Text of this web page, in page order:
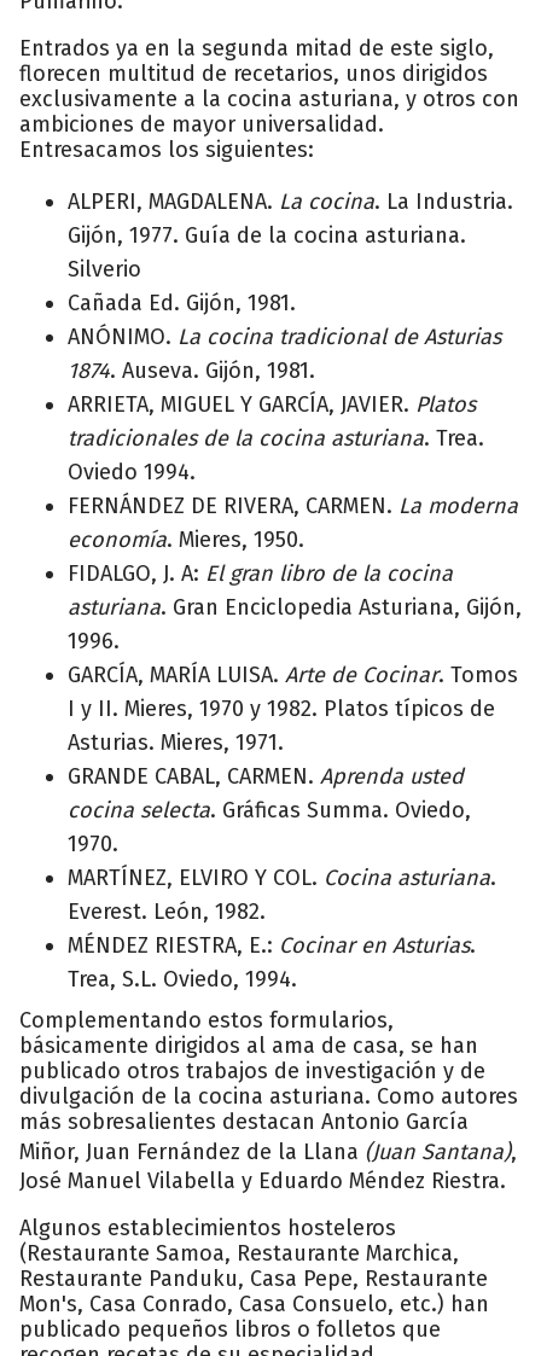
Entrados ya en la segunda mitad de este siglo,
florecen multitud de recetarios, unos dirigidos
exclusivamente a la cocina asturiana, y otros con
ambiciones de mayor universalidad.
Entresacamos los siguientes:
ALPERI, MAGDALENA. La cocina. La Industria.
Gijón, 1977. Guía de la cocina asturiana.
Silverio
Cañada Ed. Gijón, 1981.
ANÓNIMO. La cocina tradicional de Asturias
1874. Auseva. Gijón, 1981.
ARRIETA, MIGUEL Y GARCÍA, JAVIER. Platos
tradicionales de la cocina asturiana. Trea.
Oviedo 1994.
FERNÁNDEZ DE RIVERA, CARMEN. La moderna
economía. Mieres, 1950.
FIDALGO, J. A: El gran libro de la cocina
asturiana. Gran Enciclopedia Asturiana, Gijón,
1996.
GARCÍA, MARÍA LUISA. Arte de Cocinar. Tomos
I y II. Mieres, 1970 y 1982. Platos típicos de
Asturias. Mieres, 1971.
GRANDE CABAL, CARMEN. Aprenda usted
cocina selecta. Gráficas Summa. Oviedo,
1970.
MARTÍNEZ, ELVIRO Y COL. Cocina asturiana.
Everest. León, 1982.
MÉNDEZ RIESTRA, E.: Cocinar en Asturias.
Trea, S.L. Oviedo, 1994.
Complementando estos formularios,
básicamente dirigidos al ama de casa, se han
publicado otros trabajos de investigación y de
divulgación de la cocina asturiana. Como autores
más sobresalientes destacan Antonio García
Miñor, Juan Fernández de la Llana (Juan Santana),
José Manuel Vilabella y Eduardo Méndez Riestra.
Algunos establecimientos hosteleros
(Restaurante Samoa, Restaurante Marchica,
Restaurante Panduku, Casa Pepe, Restaurante
Mon's, Casa Conrado, Casa Consuelo, etc.) han
publicado pequeños libros o folletos que